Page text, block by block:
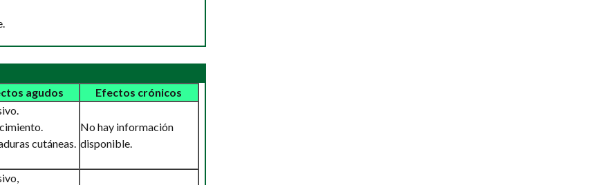
agudos
Efectos crónicos
cutáneas.
No hay información
disponible.